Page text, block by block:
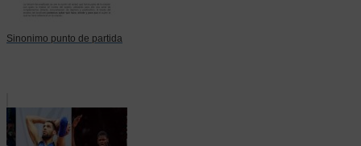
Sinonimo punto de partida